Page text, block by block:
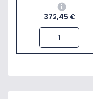
372,45 €